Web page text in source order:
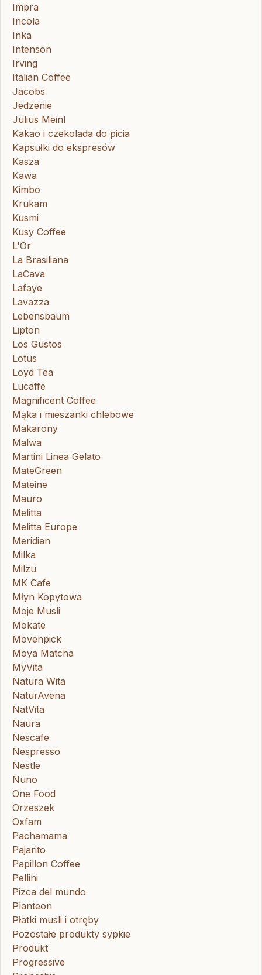
Impra
Incola
Inka
Intenson
Irving
Italian Coffee
Jacobs
Jedzenie
Julius Meinl
Kakao i czekolada do picia
Kapsułki do ekspresów
Kasza
Kawa
Kimbo
Krukam
Kusmi
Kusy Coffee
L'Or
La Brasiliana
LaCava
Lafaye
Lavazza
Lebensbaum
Lipton
Los Gustos
Lotus
Loyd Tea
Lucaffe
Magnificent Coffee
Mąka i mieszanki chlebowe
Makarony
Malwa
Martini Linea Gelato
MateGreen
Mateine
Mauro
Melitta
Melitta Europe
Meridian
Milka
Milzu
MK Cafe
Młyn Kopytowa
Moje Musli
Mokate
Movenpick
Moya Matcha
MyVita
Natura Wita
NaturAvena
NatVita
Naura
Nescafe
Nespresso
Nestle
Nuno
One Food
Orzeszek
Oxfam
Pachamama
Pajarito
Papillon Coffee
Pellini
Pizca del mundo
Planteon
Płatki musli i otręby
Pozostałe produkty sypkie
Produkt
Progressive